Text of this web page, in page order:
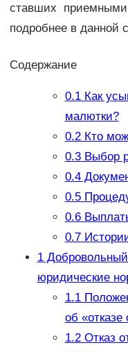
ставших приемными
подробнее в данной
Содержание
0.1Как
малютки?
0.2Кто
0.3Выбор
0.4
0.5
0.6
0.7
1Добровольный
юридические
1.1
об «отказе
1.2Отказ